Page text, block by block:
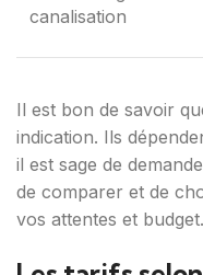
canalisation
Il est bon de savoir
indication. Ils
il est sage de
de comparer et de
vos attentes et budget.